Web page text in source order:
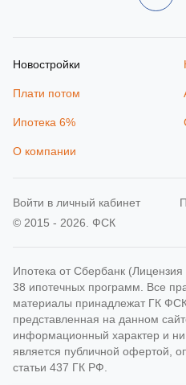
Новостройки
Плати потом
Ипотека 6%
О компании
© 2015 - 2026. ФСК
Ипотека от Сбербанк
38 ипотечных программ. Все
материалы принадлежат ГК
представленная на данном
информационный характер и ни
является публичной офертой,
статьи 437 ГК РФ.
Войти в личный кабинет